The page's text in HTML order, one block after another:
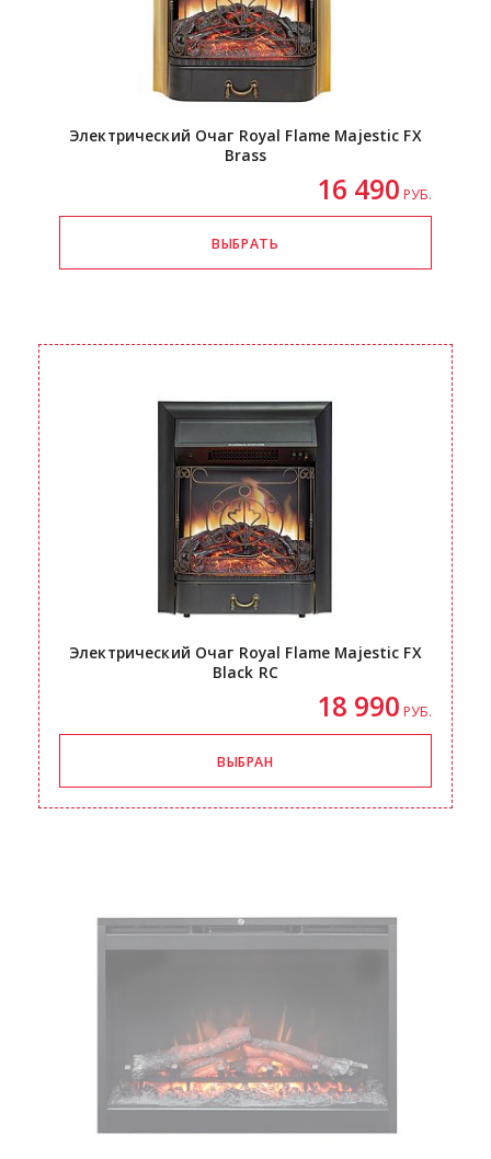
Электрический Очаг Royal Flame Majestic FX
Brass
16 490 РУБ.
Электрический Очаг Royal Flame Majestic FX
Black RC
18 990 РУБ.